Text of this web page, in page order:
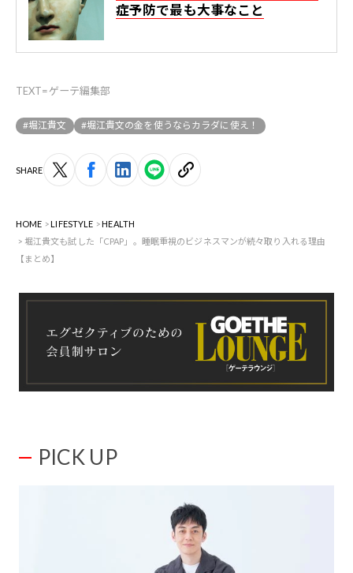
症予防で最も大事なこと
TEXT=ゲーテ編集部
#堀江貴文 #堀江貴文の金を使うならカラダに使え！
SHARE
HOME LIFESTYLE
HEALTH
堀江貴文も試した「CPAP」。睡眠重視のビジネスマンが続々取り入れる理由
【まとめ】
PICK UP